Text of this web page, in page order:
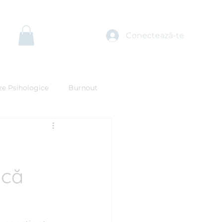
Conectează-te
Psihologice Burnout
Fobii specifice
Branding